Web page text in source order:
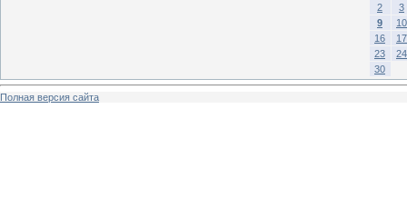
2
3
9
10
16
17
23
24
30
Полная версия сайта